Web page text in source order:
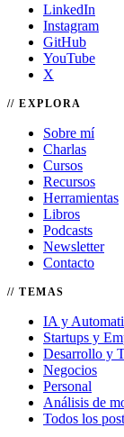
LinkedIn
Instagram
GitHub
YouTube
X
EXPLORA
Sobre mí
Charlas
Cursos
Recursos
Herramientas
Libros
Podcasts
Newsletter
Contacto
TEMAS
IA y
Startups y
Desarrollo y
Negocios
Personal
Análisis de
Todos los